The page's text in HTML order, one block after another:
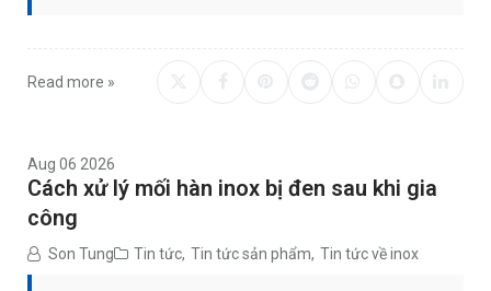
Read more »
Aug 06 2026
Cách xử lý mối hàn inox bị đen sau khi gia
công
Son Tung Tin tức, Tin tức sản phẩm, Tin tức về inox